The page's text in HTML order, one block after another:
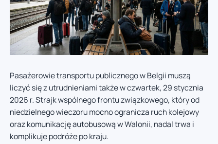
Pasażerowie transportu publicznego w Belgii muszą
liczyć się z utrudnieniami także w czwartek, 29 stycznia
2026 r. Strajk wspólnego frontu związkowego, który od
niedzielnego wieczoru mocno ogranicza ruch kolejowy
oraz komunikację autobusową w Walonii, nadal trwa i
komplikuje podróże po kraju.